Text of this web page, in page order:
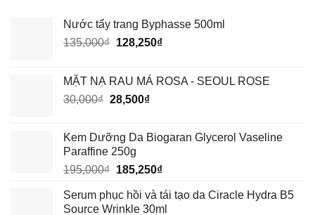
Nước tẩy trang Byphasse 500ml
135,000₫ Giá
135,000₫.
128,250₫Giá
là:
MẶT NẠ RAU MÁ ROSA - SEOUL ROSE
30,000₫ Giá
30,000₫.
28,500₫Giá
là:
Kem Dưỡng Da Biogaran Glycerol Vaseline
Paraffine 250g
195,000₫ Giá
là:
185,250₫Giá
tại
Serum phục hồi và tái tạo da Ciracle Hydra B5
Source Wrinkle 30ml